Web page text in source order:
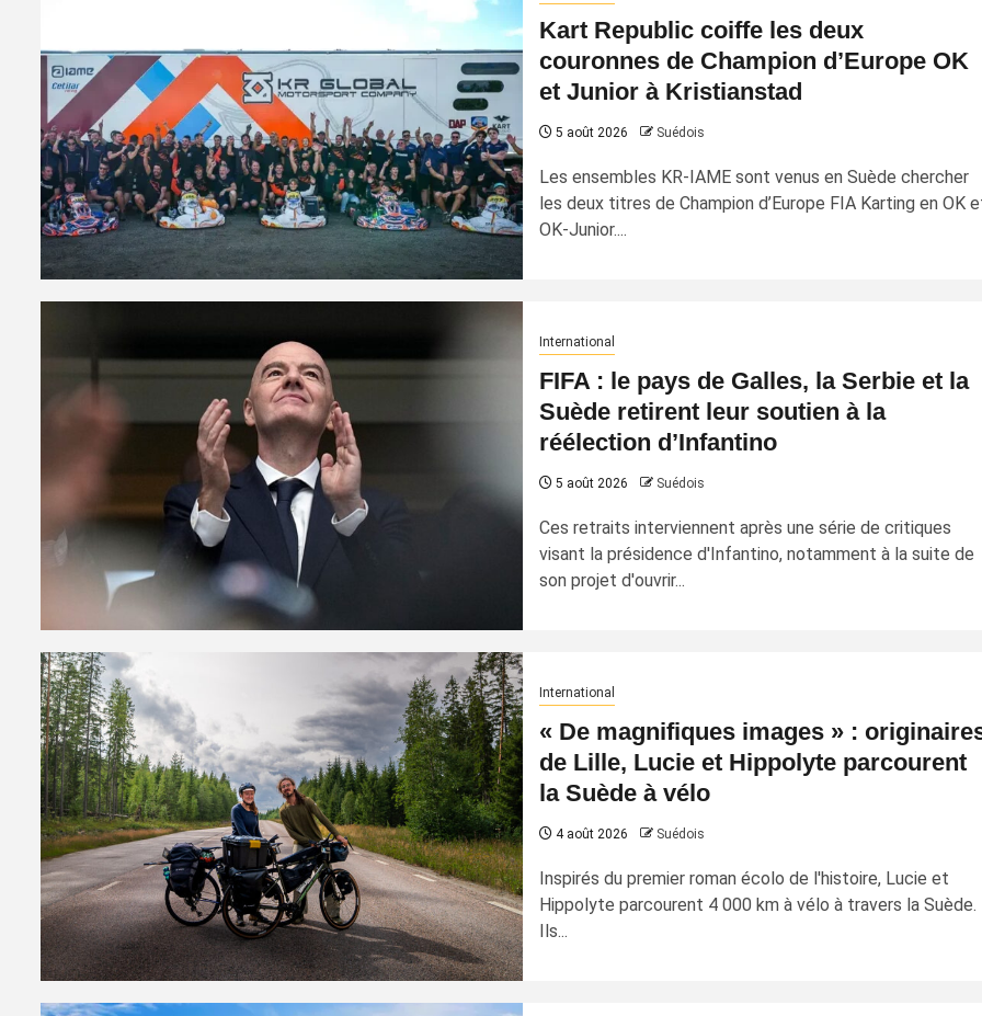
Kart Republic coiffe les deux
couronnes de Champion d’Europe OK
et Junior à Kristianstad
5 août 2026 Suédois
Les ensembles KR-IAME sont venus en Suède chercher
les deux titres de Champion d’Europe FIA Karting en OK
OK-Junior....
International
FIFA : le pays de Galles, la Serbie et la
Suède retirent leur soutien à la
réélection d’Infantino
5 août 2026 Suédois
Ces retraits interviennent après une série de critiques
visant la présidence d'Infantino, notamment à la suite de
son projet d'ouvrir...
International
« De magnifiques images » :
de Lille, Lucie et Hippolyte parcourent
la Suède à vélo
4 août 2026 Suédois
Inspirés du premier roman écolo de l'histoire, Lucie et
Hippolyte parcourent 4 000 km à vélo à travers la Suède.
Ils...